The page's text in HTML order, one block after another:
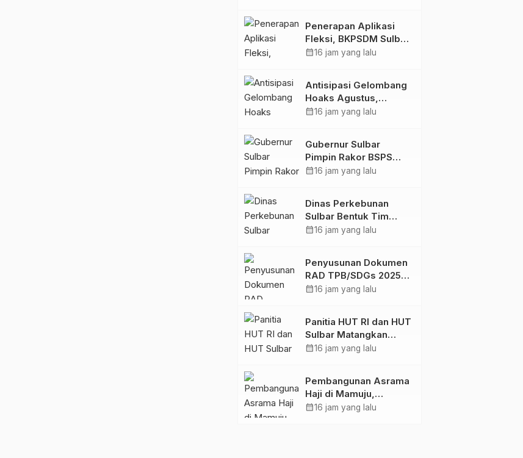
Malolo
Penerapan Aplikasi
Fleksi, BKPSDM Sulbar
Dorong Transformasi
calendar_month16 jam yang lalu
Antisipasi Gelombang
Hoaks Agustus,
Pemprov Sulbar Ajak
calendar_month16 jam yang lalu
Gubernur Sulbar
Pimpin Rakor BSPS
2026: Mamuju dan
5.250 Unit
calendar_month16 jam yang lalu
Dinas Perkebunan
Sulbar Bentuk Tim
Kendali Internal ICS
Pekebun di
Pasangkayu
calendar_month16 jam yang lalu
Penyusunan Dokumen
RAD TPB/SDGs 2025–
2029 Perkuat Arah
Barat
calendar_month16 jam yang lalu
Panitia HUT RI dan HUT
Sulbar Matangkan
Persiapan, Berbagai
Sulbar
calendar_month16 jam yang lalu
Pembangunan Asrama
Haji di Mamuju,
Pemkesra dan
calendar_month16 jam yang lalu